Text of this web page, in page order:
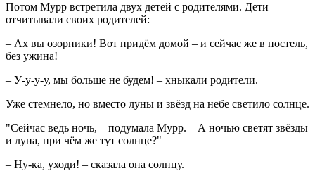
Потом Мурр встретила двух детей с родителями. Дети
отчитывали своих родителей:
– Ах вы озорники! Вот придём домой – и сейчас же в постель,
без ужина!
– У-у-у-у, мы больше не будем! – хныкали родители.
Уже стемнело, но вместо луны и звёзд на небе светило солнце.
"Сейчас ведь ночь, – подумала Мурр. – А ночью светят звёзды
и луна, при чём же тут солнце?"
– Ну-ка, уходи! – сказала она солнцу.